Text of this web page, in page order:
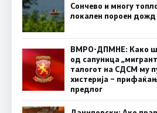
Сончево и многу
локален пороен
ВМРО-ДПМНЕ: Како
од сапуница
талогот на СДСМ му
хистерија –
предлог